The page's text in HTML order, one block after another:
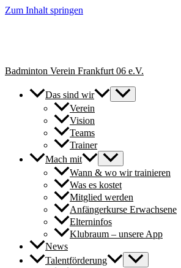
Zum Inhalt springen
Badminton Verein Frankfurt 06 e.V.
Das sind wir
Verein
Vision
Teams
Trainer
Mach mit
Wann & wo wir trainieren
Was es kostet
Mitglied werden
Anfängerkurse Erwachsene
Elterninfos
Klubraum – unsere App
News
Talentförderung